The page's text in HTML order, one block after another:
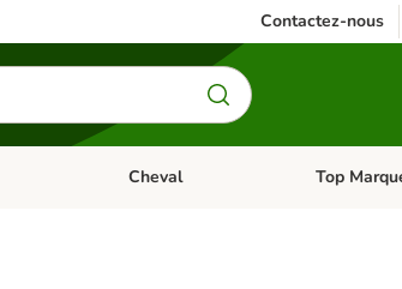
Contactez-nous
catégories: PoissonDérouler les catégories: Oiseau
Cheval Dérouler les
Top